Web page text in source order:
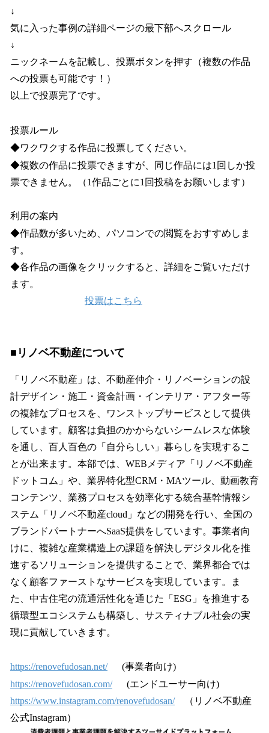
↓
気に入った事例の詳細ページの最下部へスクロール
↓
ニックネームを記載し、投票ボタンを押す（複数の作品
への投票も可能です！）
以上で投票完了です。
投票ルール
◆ワクワクする作品に投票してください。
◆複数の作品に投票できますが、同じ作品には1回しか投
票できません。（1作品ごとに1回投稿をお願いします）
利用の案内
◆作品数が多いため、パソコンでの閲覧をおすすめしま
す。
◆各作品の画像をクリックすると、詳細をご覧いただけ
ます。
投票はこちら
■リノベ不動産について
「リノベ不動産」は、不動産仲介・リノベーションの設
計デザイン・施工・資金計画・インテリア・アフター等
の複雑なプロセスを、ワンストップサービスとして提供
しています。顧客は負担のかからないシームレスな体験
を通し、百人百色の「自分らしい」暮らしを実現するこ
とが出来ます。本部では、WEBメディア「リノベ不動産
ドットコム」や、業界特化型CRM・MAツール、動画教育
コンテンツ、業務プロセスを効率化する統合基幹情報シ
ステム「リノベ不動産cloud」などの開発を行い、全国の
ブランドパートナーへSaaS提供をしています。事業者向
けに、複雑な産業構造上の課題を解決しデジタル化を推
進するソリューションを提供することで、業界都合では
なく顧客ファーストなサービスを実現しています。ま
た、中古住宅の流通活性化を通じた「ESG」を推進する
循環型エコシステムも構築し、サスティナブル社会の実
現に貢献していきます。
https://renovefudosan.net/(事業者向け)
https://renovefudosan.com/(エンドユーサー向け)
https://www.instagram.com/renovefudosan/（リノベ不動産
公式Instagram）